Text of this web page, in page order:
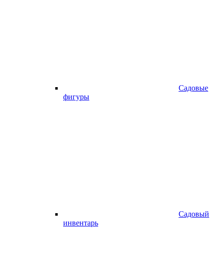
Садовые
фигуры
Садовый
инвентарь